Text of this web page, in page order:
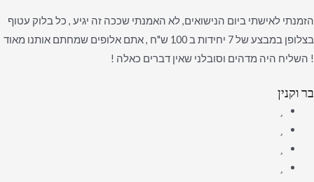
הזמנתי לאישתי ביום הנישואים, לא האמנתי שככה זה יגיע , כל בלוק עטוף
בצלופן במבצע של 7 יחידות ב 100 ש"ח , אתם אלופים שמחתם אותנו מאוד
! השליח היה מדהים וסובלני שאין דברים כאלה !
בר וקנין